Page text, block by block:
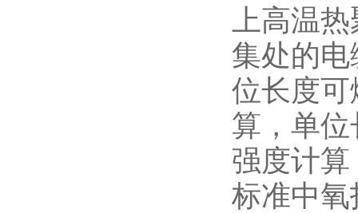
上高温
集处的
位长度可
算，单
强度计
标准中氧